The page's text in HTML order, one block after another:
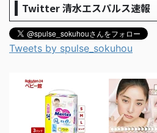
Twitter 清水エスパルス速報
Tweets by spulse_sokuhou